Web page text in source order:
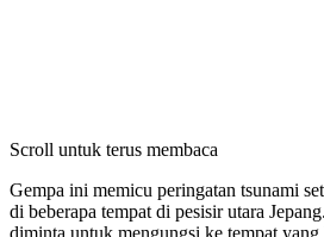
Scroll untuk terus membaca
Gempa ini memicu peringatan tsunami
di beberapa tempat di pesisir utara